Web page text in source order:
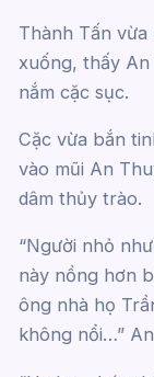
Thành Tấn
xuống, thấy
nắm cặc sục.
Cặc vừa bắn
vào mũi An
dâm thủy trào.
“Người nhỏ
này nồng hơn
ông nhà họ
không nổi…”